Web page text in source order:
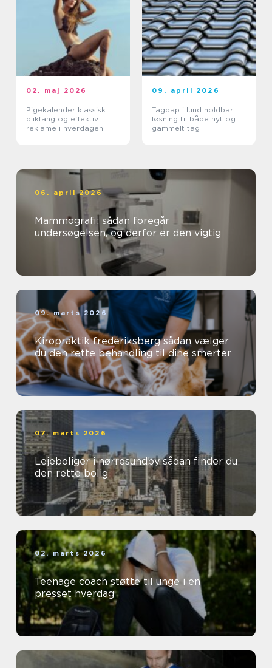
02. maj 2026
Pigekalender klassisk
blikfang og effektiv
reklame i hverdagen
09. april 2026
Tagpap i lund holdbar
løsning til både nyt og
gammelt tag
06. april 2026
Mammografi: sådan foregår
undersøgelsen, og derfor er den vigtig
09. marts 2026
Kiropraktik frederiksberg sådan vælger
du den rette behandling til dine smerter
07. marts 2026
Lejeboliger i nørresundby sådan finder du
den rette bolig
02. marts 2026
Teenage coach støtte til unge i en
presset hverdag